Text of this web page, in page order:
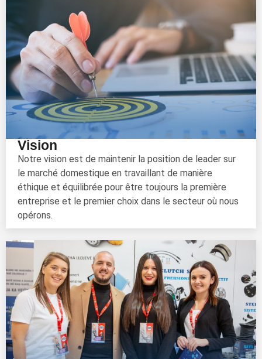
Vision
Notre vision est de maintenir la position de leader sur
le marché domestique en travaillant de manière
éthique et équilibrée pour être toujours la première
entreprise et le premier choix dans le secteur où nous
opérons.